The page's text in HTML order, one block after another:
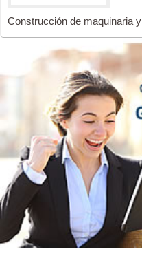
Construcción de maquinaria